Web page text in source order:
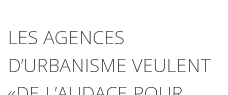
LES AGENCES
D’URBANISME VEULENT